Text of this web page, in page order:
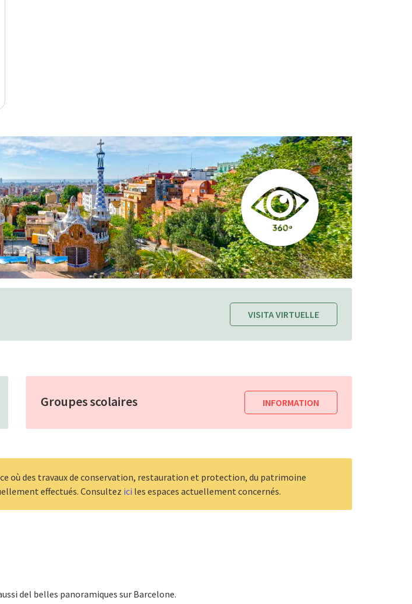
VISITA VIRTUELLE
Groupes scolaires INFORMATION
où des travaux de conservation, restauration et protection, du patrimoine
effectués. Consultez ici les espaces actuellement concernés.
del belles panoramiques sur Barcelone.